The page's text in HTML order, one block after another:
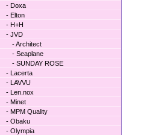
- Doxa
- Elton
- H+H
- JVD
- Architect
- Seaplane
- SUNDAY ROSE
- Lacerta
- LAVVU
- Len.nox
- Minet
- MPM Quality
- Obaku
- Olympia